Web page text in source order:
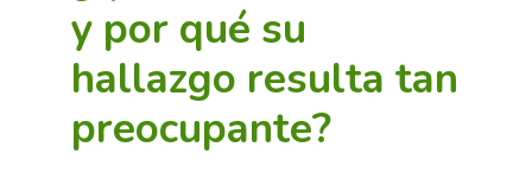
y por qué su
hallazgo resulta tan
preocupante?